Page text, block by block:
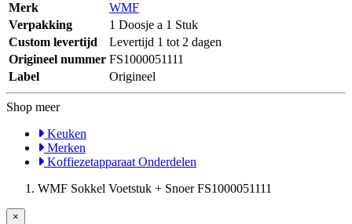
Merk
WMF
Verpakking
1 Doosje a 1 Stuk
Custom levertijd
Levertijd 1 tot 2 dagen
Origineel nummer FS1000051111
Label
Origineel
Shop meer
Keuken
Merken
Koffiezetapparaat Onderdelen
WMF Sokkel Voetstuk + Snoer FS1000051111
×